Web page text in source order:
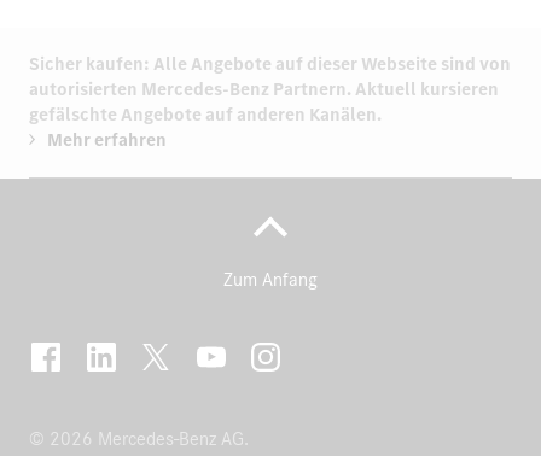
Sicher kaufen: Alle Angebote auf dieser Webseite sind von
autorisierten Mercedes-Benz Partnern. Aktuell kursieren
gefälschte Angebote auf anderen Kanälen.
Mehr erfahren
Zum Anfang
© 2026 Mercedes-Benz AG.